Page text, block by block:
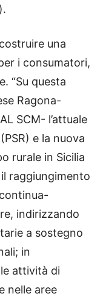
una
i consumatori,
“Su questa
Ragona-
SCM- l’attuale
e la nuova
rurale in Sicilia
raggiungimento
indirizzando
a sostegno
in
attività di
nelle aree